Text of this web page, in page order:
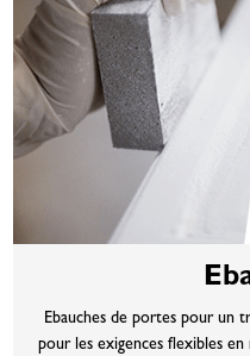
Ebauches de portes pour un
pour les exigences flexibles